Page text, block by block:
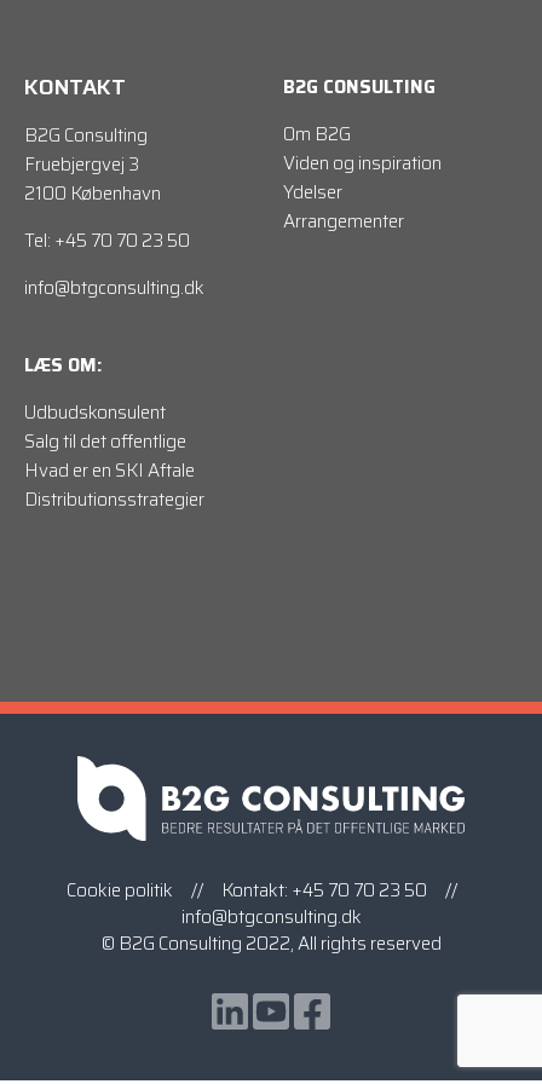
KONTAKT
B2G Consulting
Fruebjergvej 3
2100 København
Tel: +45 70 70 23 50
info@btgconsulting.dk
B2G CONSULTING
Om B2G
Viden og inspiration
Ydelser
Arrangementer
LÆS OM:
Udbudskonsulent
Salg til det offentlige
Hvad er en SKI Aftale
Distributionsstrategier
Cookie politik // Kontakt: +45 70 70 23 50 //
info@btgconsulting.dk
© B2G Consulting 2022, All rights reserved